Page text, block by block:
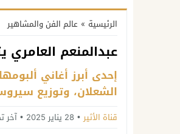
الرئيسية » عالم الفن والمشاهير
عبدالمنعم العامري
الشعلان، وتوزيع سيروس،
قناة الأثير 28 يناير 2025 آخر